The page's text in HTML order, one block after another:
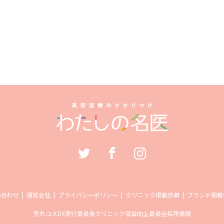
わせ 運営会社 プライバシーポリシー クリニック掲載依頼 ブランド掲
売れコスDX実行委員長クリニック収益向上委員会採用情報